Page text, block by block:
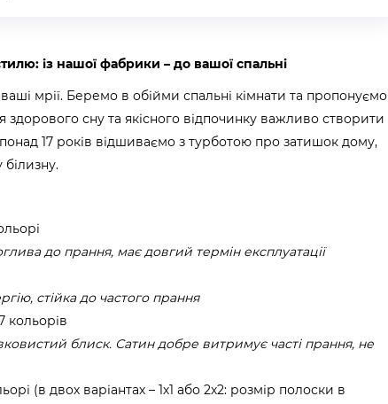
із нашої фабрики – до вашої спальні
мрії. Беремо в обійми спальні кімнати та пропонуємо
здорового сну та якісного відпочинку важливо створити
17 років відшиваємо з турботою про затишок дому,
до прання, має довгий термін експлуатації
стійка до частого прання
кольорів
блиск. Сатин добре витримує часті прання, не
(в двох варіантах – 1х1 або 2х2: розмір полоски в